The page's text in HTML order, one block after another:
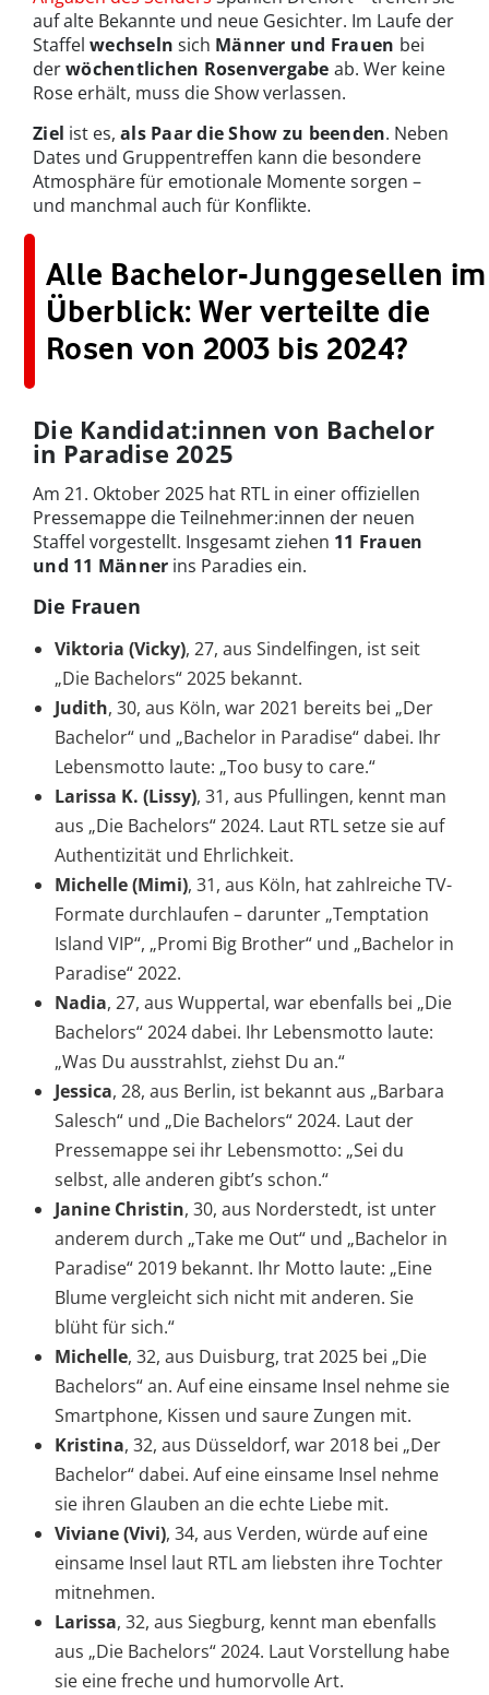
auf alte Bekannte und neue Gesichter. Im Laufe der
Staffel wechseln sich Männer und Frauen bei
derwöchentlichen Rosenvergabe ab. Wer keine
Rose erhält, muss die Show verlassen.
Ziel ist es,als Paar die Show zu beenden. Neben
Dates und Gruppentreffen kann die besondere
Atmosphäre für emotionale Momente sorgen –
und manchmal auch für Konflikte.
Alle Bachelor-Junggesellen im
Überblick: Wer verteilte die
Rosen von 2003 bis 2024?
Die Kandidat:innen von Bachelor
in Paradise 2025
Am 21. Oktober 2025 hat RTL in einer offiziellen
Pressemappe die Teilnehmer:innen der neuen
Staffel vorgestellt. Insgesamt ziehen 11 Frauen
und 11 Männer ins Paradies ein.
Die Frauen
Viktoria (Vicky), 27, aus Sindelfingen, ist seit
„Die Bachelors“ 2025 bekannt.
Judith, 30, aus Köln, war 2021 bereits bei „Der
Bachelor“ und „Bachelor in Paradise“ dabei. Ihr
Lebensmotto laute: „Too busy to care.“
Larissa K. (Lissy), 31, aus Pfullingen, kennt man
aus „Die Bachelors“ 2024. Laut RTL setze sie auf
Authentizität und Ehrlichkeit.
Michelle (Mimi), 31, aus Köln, hat zahlreiche TV-
Formate durchlaufen – darunter „Temptation
Island VIP“, „Promi Big Brother“ und „Bachelor in
Paradise“ 2022.
Nadia, 27, aus Wuppertal, war ebenfalls bei „Die
Bachelors“ 2024 dabei. Ihr Lebensmotto laute:
„Was Du ausstrahlst, ziehst Du an.“
Jessica, 28, aus Berlin, ist bekannt aus „Barbara
Salesch“ und „Die Bachelors“ 2024. Laut der
Pressemappe sei ihr Lebensmotto: „Sei du
selbst, alle anderen gibt’s schon.“
Janine Christin, 30, aus Norderstedt, ist unter
anderem durch „Take me Out“ und „Bachelor in
Paradise“ 2019 bekannt. Ihr Motto laute: „Eine
Blume vergleicht sich nicht mit anderen. Sie
blüht für sich.“
Michelle, 32, aus Duisburg, trat 2025 bei „Die
Bachelors“ an. Auf eine einsame Insel nehme sie
Smartphone, Kissen und saure Zungen mit.
Kristina, 32, aus Düsseldorf, war 2018 bei „Der
Bachelor“ dabei. Auf eine einsame Insel nehme
sie ihren Glauben an die echte Liebe mit.
Viviane (Vivi), 34, aus Verden, würde auf eine
einsame Insel laut RTL am liebsten ihre Tochter
mitnehmen.
Larissa, 32, aus Siegburg, kennt man ebenfalls
aus „Die Bachelors“ 2024. Laut Vorstellung habe
sie eine freche und humorvolle Art.